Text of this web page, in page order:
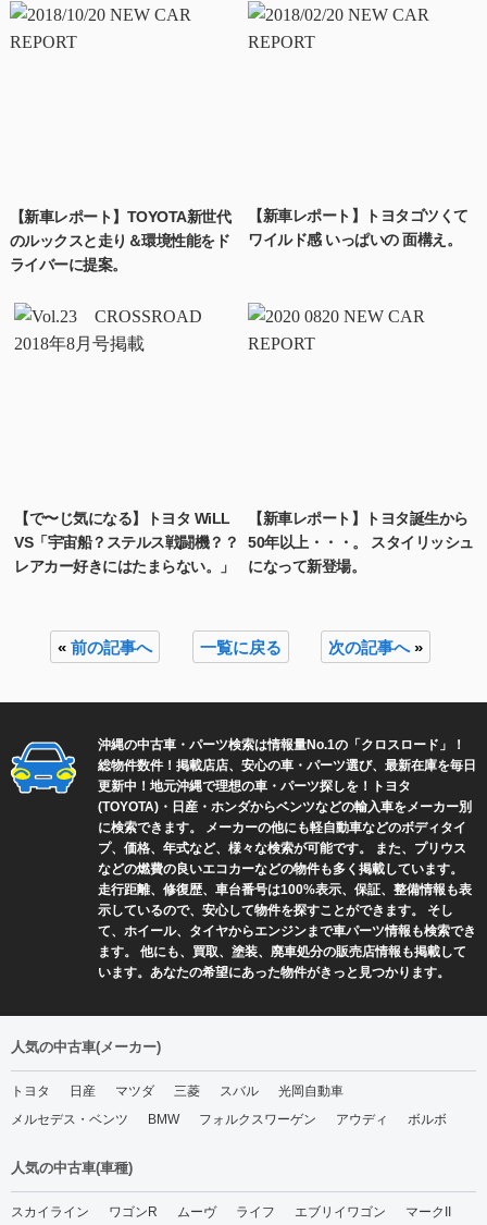
【新車レポート】TOYOTA新世代
のルックスと走り＆環境性能をド
ライバーに提案。
【新車レポート】トヨタゴツくて
ワイルド感 いっぱいの 面構え。
【で〜じ気になる】トヨタ WiLL
VS「宇宙船？ステルス戦闘機？？
レアカー好きにはたまらない。」
【新車レポート】トヨタ誕生から
50年以上・・・。 スタイリッシュ
になって新登場。
«前の記事へ 一覧に戻る 次の記事へ»
沖縄の中古車・パーツ検索は情報量No.1の「クロスロード」！
総物件数件！掲載店店、安心の車・パーツ選び、最新在庫を毎日
更新中！地元沖縄で理想の車・パーツ探しを！トヨタ
(TOYOTA)・日産・ホンダからベンツなどの輸入車をメーカー別
に検索できます。 メーカーの他にも軽自動車などのボディタイ
プ、価格、年式など、様々な検索が可能です。 また、プリウス
などの燃費の良いエコカーなどの物件も多く掲載しています。
走行距離、修復歴、車台番号は100%表示、保証、整備情報も表
示しているので、安心して物件を探すことができます。 そし
て、ホイール、タイヤからエンジンまで車パーツ情報も検索でき
ます。 他にも、買取、塗装、廃車処分の販売店情報も掲載して
います。あなたの希望にあった物件がきっと見つかります。
人気の中古車(メーカー)
トヨタ 日産 マツダ 三菱 スバル
光岡自動車
メルセデス・ベンツ
BMW フォルクスワーゲン アウディ ボルボ
人気の中古車(車種)
スカイライン ワゴンR ムーヴ ライフ エブリイワゴン
マークII